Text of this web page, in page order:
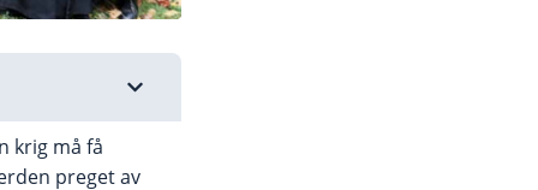
krig må få
preget av